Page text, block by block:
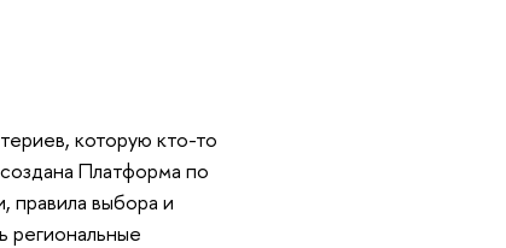
которую кто-то
Платформа по
правила выбора и
региональные